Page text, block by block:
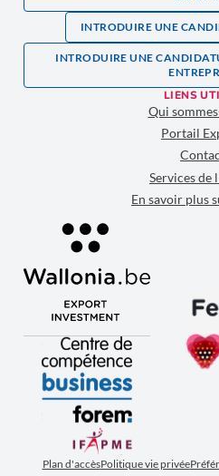
INTRODUIRE UNE
INTRODUIRE UNE
LIENS
Qui
Portail
Services de
En savoir plus
Plan d'accèsPolitique vie privée